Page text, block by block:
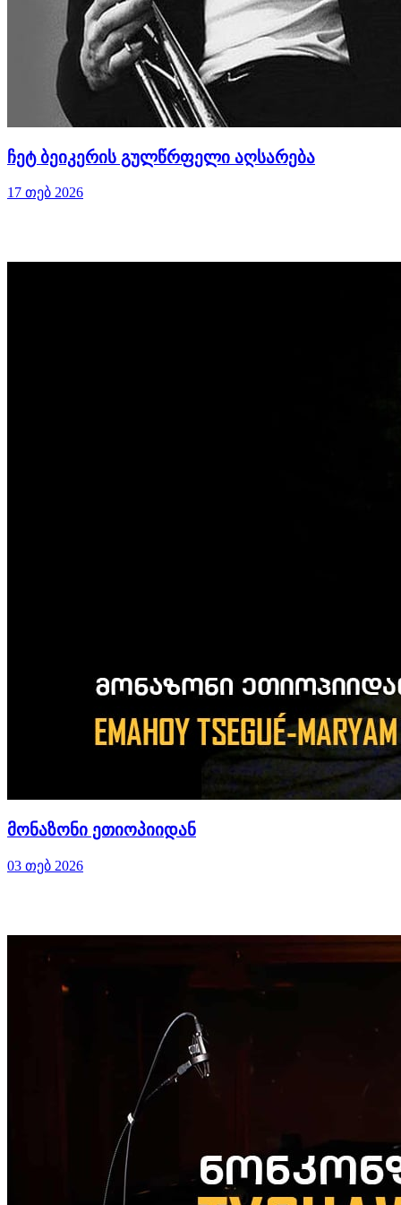
ჩეტ ბეიკერის გულწრფელი აღსარება
17 თებ 2026
მონაზონი ეთიოპიიდან
03 თებ 2026